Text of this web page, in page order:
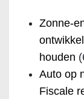
Zonne-
houden
Auto op
Fiscale